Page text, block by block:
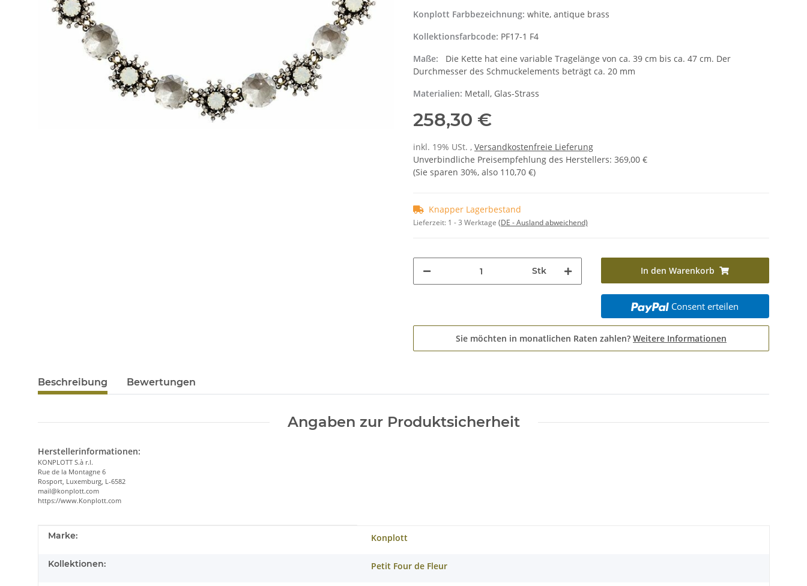
Konplott Farbbezeichnung: white, antique brass
Kollektionsfarbcode: PF17-1 F4
Maße:
Die Kette hat eine variable Tragelänge von ca. 39 cm bis ca. 47 cm. Der
Durchmesser des Schmuckelements beträgt ca. 20 mm
Materialien: Metall, Glas-Strass
258,30 €
inkl. 19% USt. , Versandkostenfreie Lieferung
Unverbindliche Preisempfehlung des Herstellers: 369,00 €
(Sie sparen 30%, also 110,70 €)
Knapper Lagerbestand
Lieferzeit: 1 - 3 Werktage (DE - Ausland abweichend)
Stk In den Warenkorb
Consent erteilen
Sie möchten in monatlichen Raten zahlen? Weitere Informationen
Beschreibung Bewertungen
Angaben zur Produktsicherheit
Herstellerinformationen:
KONPLOTT S.à r.l.
Rue de la Montagne 6
Rosport, Luxemburg, L-6582
mail@konplott.com
https://www.Konplott.com
Produkteigenschaft
Wert
Marke: Konplott
Kollektionen: Petit Four de Fleur